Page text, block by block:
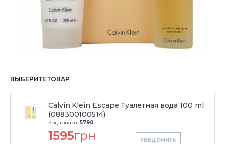
ВЫБЕРИТЕ ТОВАР
Calvin Klein Escape Туалетная вода 100 ml
(088300100514)
Код товара: 5790
1595грн УВЕДОМИТЬ